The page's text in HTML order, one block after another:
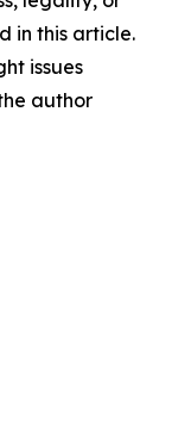
in this article.
issues
author